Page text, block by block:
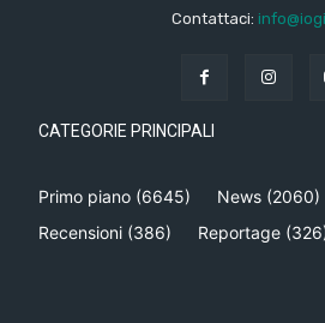
Contattaci:
CATEGORIE PRINCIPALI
Primo piano (6645) News (2060)
Recensioni (386) Reportage